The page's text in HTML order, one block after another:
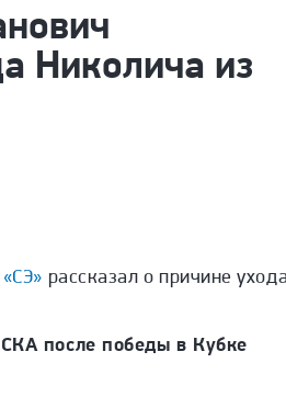
Николича из
рассказал о причине ухода
после победы в Кубке